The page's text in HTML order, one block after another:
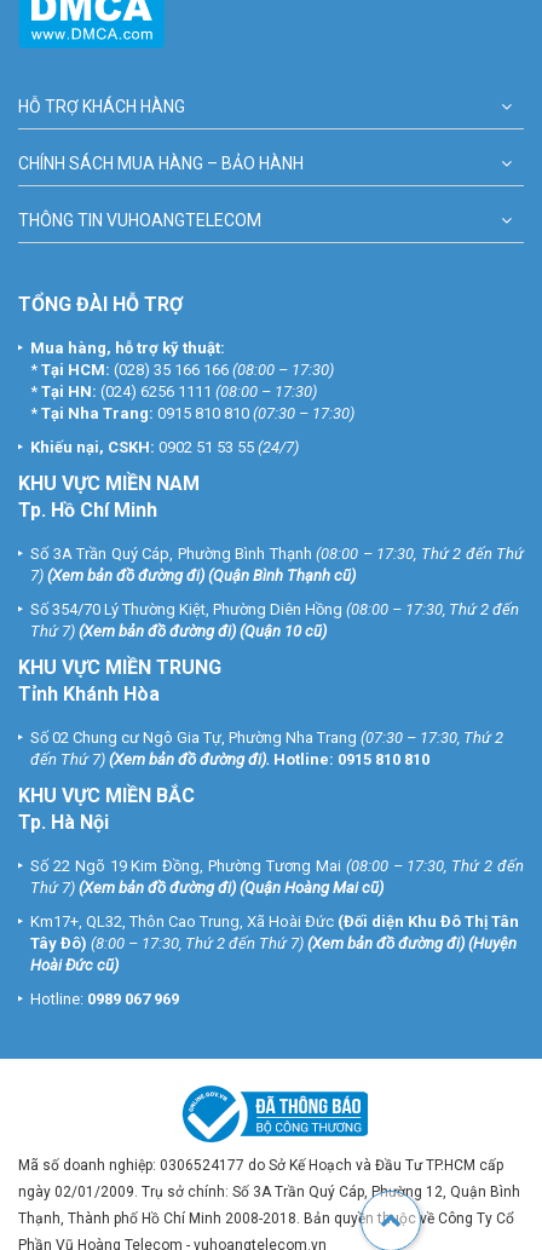
HỖ TRỢ KHÁCH HÀNG
CHÍNH SÁCH MUA HÀNG – BẢO HÀNH
THÔNG TIN VUHOANGTELECOM
TỔNG ĐÀI HỖ TRỢ
Mua hàng, hỗ trợ kỹ thuật:
* Tại HCM: (028) 35 166 166 (08:00 – 17:30)
* Tại HN: (024) 6256 1111 (08:00 – 17:30)
* Tại Nha Trang: 0915 810 810 (07:30 – 17:30)
Khiếu nại, CSKH: 0902 51 53 55 (24/7)
KHU VỰC MIỀN NAM
Tp. Hồ Chí Minh
Số 3A Trần Quý Cáp, Phường Bình Thạnh (08:00 – 17:30, Thứ 2 đến Thứ
7) (Xem bản đồ đường đi) (Quận Bình Thạnh cũ)
Số 354/70 Lý Thường Kiệt, Phường Diên Hồng (08:00 – 17:30, Thứ 2 đến
Thứ 7) (Xem bản đồ đường đi) (Quận 10 cũ)
KHU VỰC MIỀN TRUNG
Tỉnh Khánh Hòa
Số 02 Chung cư Ngô Gia Tự, Phường Nha Trang (07:30 – 17:30, Thứ 2
đến Thứ 7) (Xem bản đồ đường đi). Hotline: 0915 810 810
KHU VỰC MIỀN BẮC
Tp. Hà Nội
Số 22 Ngõ 19 Kim Đồng, Phường Tương Mai (08:00 – 17:30, Thứ 2 đến
Thứ 7) (Xem bản đồ đường đi) (Quận Hoàng Mai cũ)
Km17+, QL32, Thôn Cao Trung, Xã Hoài Đức (Đối diện Khu Đô Thị Tân
Tây Đô) (8:00 – 17:30, Thứ 2 đến Thứ 7) (Xem bản đồ đường đi) (Huyện
Hoài Đức cũ)
Hotline: 0989 067 969
Mã số doanh nghiệp: 0306524177 do Sở Kế Hoạch và Đầu Tư TP.HCM cấp
ngày 02/01/2009. Trụ sở chính: Số 3A Trần Quý Cáp, Phường 12, Quận Bình
Thạnh, Thành phố Hồ Chí Minh 2008-2018. Bản quyền thuộc về Công Ty Cổ
Phần Vũ Hoàng Telecom - vuhoangtelecom.vn